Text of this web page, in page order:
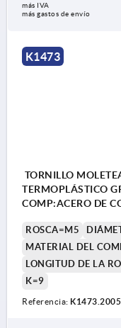
más IVA
más gastos de envío
K1473
TORNILLO
TERMOPLÁSTICO
COMP:ACERO DE
ROSCA=M5
MATERIAL DEL
LONGITUD DE LA
K=9
Referencia: